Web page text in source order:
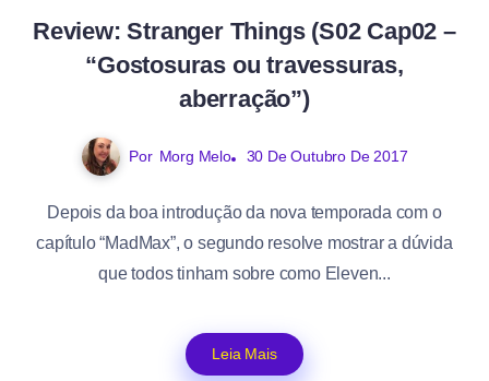
Review: Stranger Things (S02 Cap02 –
“Gostosuras ou travessuras,
aberração”)
Por Morg Melo 30 De Outubro De 2017
Depois da boa introdução da nova temporada com o
capítulo “MadMax”, o segundo resolve mostrar a dúvida
que todos tinham sobre como Eleven...
Leia Mais